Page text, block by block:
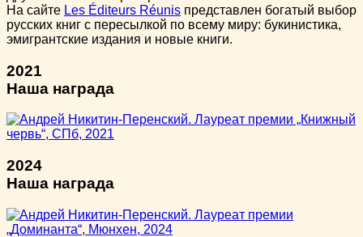
На сайте Les Éditeurs Réunis представлен богатый выбор
русских книг с пересылкой по всему миру: букинистика,
эмигрантские издания и новые книги.
2021
Наша награда
2024
Наша награда